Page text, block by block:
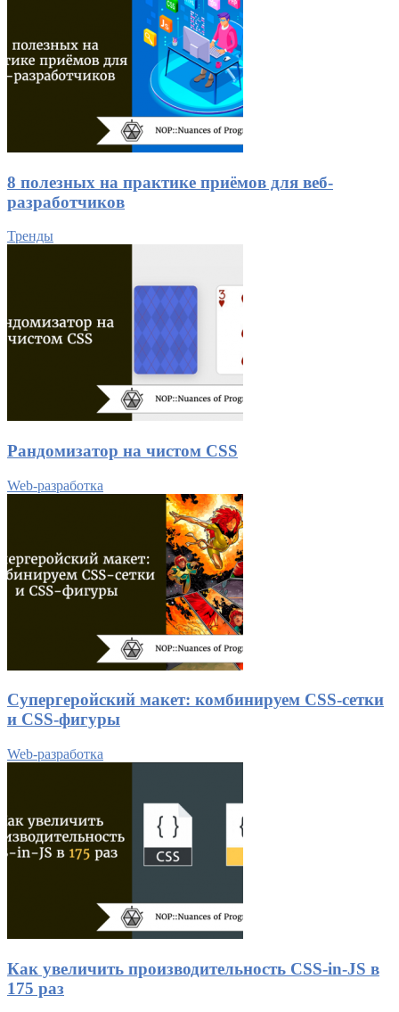
8 полезных на практике приёмов для веб-
разработчиков
Тренды
Рандомизатор на чистом CSS
Web-разработка
Супергеройский макет: комбинируем CSS-сетки
и CSS-фигуры
Web-разработка
Как увеличить производительность CSS-in-JS в
175 раз